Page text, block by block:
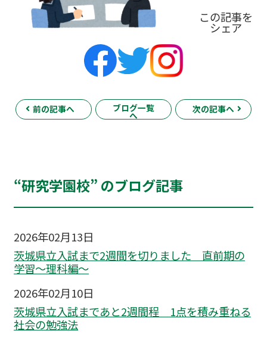
詳
細
ペ
この記事を
シェア
前の記事へ ブログ一覧
へ
次の記事へ
“研究学園校” のブログ記事
2026年02月13日
茨城県立入試まで2週間を切りました 直前期の
学習～理科編〜
2026年02月10日
茨城県立入試まであと2週間程 1点を積み重ねる
社会の勉強法